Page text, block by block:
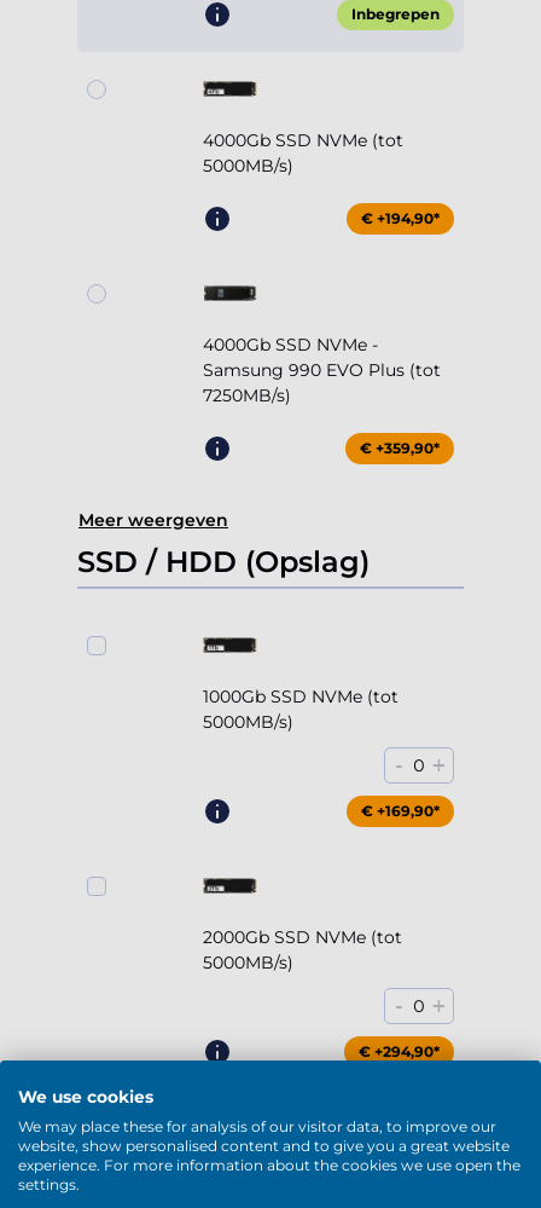
Inbegrepen
4000Gb SSD NVMe (tot
5000MB/s)
€ +194,90*
4000Gb SSD NVMe -
Samsung 990 EVO Plus (tot
7250MB/s)
€ +359,90*
Meer weergeven
SSD / HDD (Opslag)
1000Gb SSD NVMe (tot
5000MB/s)
- 0 +
€ +169,90*
2000Gb SSD NVMe (tot
5000MB/s)
- 0 +
€ +294,90*
We use cookies
We may place these for analysis of our visitor data, to improve our
website, show personalised content and to give you a great website
experience. For more information about the cookies we use open the
settings.